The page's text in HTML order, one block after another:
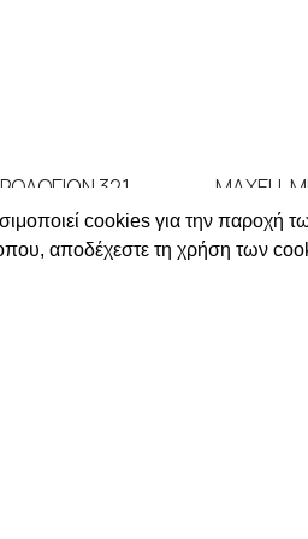
cookies για την παροχή
αποδέχεστε τη χρήση των
321
MAXELL